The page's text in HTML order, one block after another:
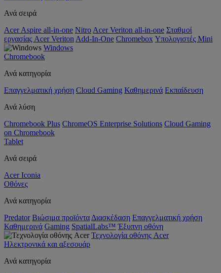
Ανά σειρά
Acer Aspire all-in-one Nitro Acer Veriton all-in-one Σταθμοί
εργασίας Acer Veriton Add-In-One Chromebox Υπολογιστές Mini
Windows
Chromebook
Ανά κατηγορία
Επαγγελματική χρήση Cloud Gaming Καθημερινά Εκπαίδευση
Ανά λύση
Chromebook Plus ChromeOS Enterprise Solutions Cloud Gaming
on Chromebook
Tablet
Ανά σειρά
Acer Iconia
Οθόνες
Ανά κατηγορία
Predator Βιώσιμα προϊόντα Διασκέδαση Επαγγελματική χρήση
Καθημερινά Gaming SpatialLabs™ Έξυπνη οθόνη
Τεχνολογία οθόνης Acer
Ηλεκτρονικά και αξεσουάρ
Ανά κατηγορία